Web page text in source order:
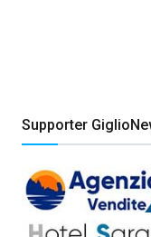
Supporter